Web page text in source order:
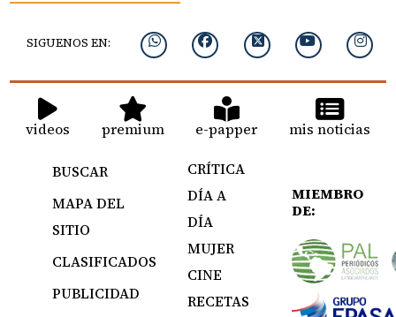
SIGUENOS EN:
videos premium e-papper mis noticias
BUSCAR
MAPA DEL
SITIO
CLASIFICADOS
PUBLICIDAD
CRÍTICA
DÍA A
DÍA
MUJER
CINE
RECETAS
MIEMBRO
DE: